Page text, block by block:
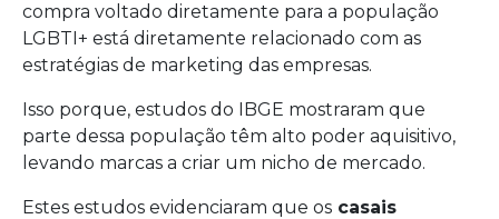
compra voltado diretamente para a população
LGBTI+ está diretamente relacionado com as
estratégias de marketing das empresas.
Isso porque, estudos do IBGE mostraram que
parte dessa população têm alto poder aquisitivo,
levando marcas a criar um nicho de mercado.
Estes estudos evidenciaram que os casais